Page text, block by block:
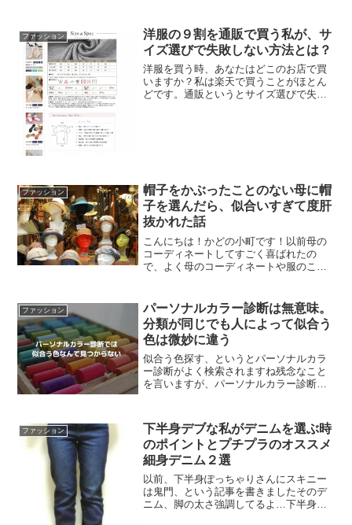
ら、そもそもファッション雑誌を読んだ
からと言ってオシャレになれ...
ファッション
洋服の９割を通販で買う私が、サ
イズ選びで失敗しない方法とは？
洋服を買う時、あなたはどこのお店で買
いますか？私は楽天で買うことがほとん
どです。通販というとサイズ選びで失敗
ファッション
帽子をかぶったことのない母に帽
子を選んだら、似合いすぎて度肝
抜かれた話
こんにちは！かどの小町です！以前母の
コーディネートしてすごく喜ばれたの
で、よく母のコーディネートや服のこと
らいいのかよくわからない様子ある日、
「オシャレしたいけど、髪型...
ファッション
パーソナルカラー診断は無意味。
分類が同じでも人によって似合う
色は微妙に違う
似合う色探す、というとパーソナルカラ
ー診断がよく検索されますね残念なこと
を言いますが、パーソナルカラー診断は
うのは、その人の肌とか髪の色などを見
て似合う色を診断するとい...
ファッション
下半身デブな私がデニムを選ぶ時
のポイントとプチプラのオススメ
細身デニム２選
以前、下半身ぽっちゃりさんにスキニー
は鬼門、という記事を書きましたそのデ
ニム、脚の太さ強調してるよ…下半身ぽ